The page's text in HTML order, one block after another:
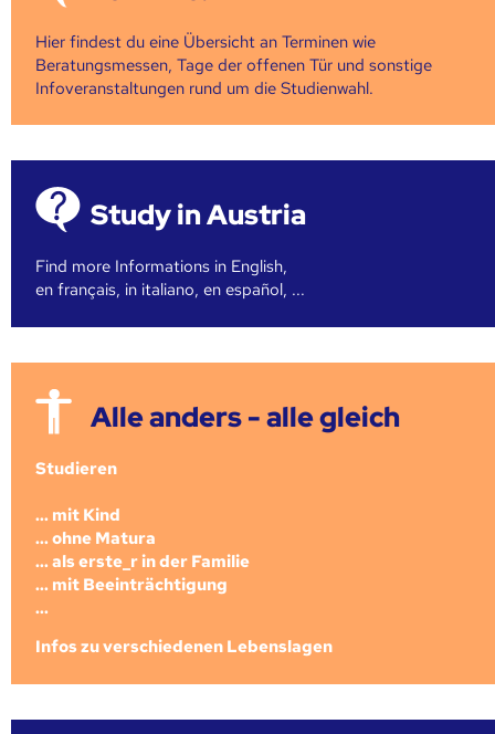
Hier findest du eine Übersicht an Terminen wie
Beratungsmessen, Tage der offenen Tür und sonstige
Infoveranstaltungen rund um die Studienwahl.
Study in Austria
Find more Informations in English,
en français, in italiano, en español, ...
Alle anders - alle gleich
Studieren
... mit Kind
... ohne Matura
... als erste_r in der Familie
... mit Beeinträchtigung
...
Infos zu verschiedenen Lebenslagen